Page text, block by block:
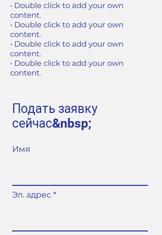
• Double click to add your own
content.
• Double click to add your own
content.
• Double click to add your own
content.
• Double click to add your own
content.
Подать заявку
сейчас&nbsp;
Имя
Эл. адрес